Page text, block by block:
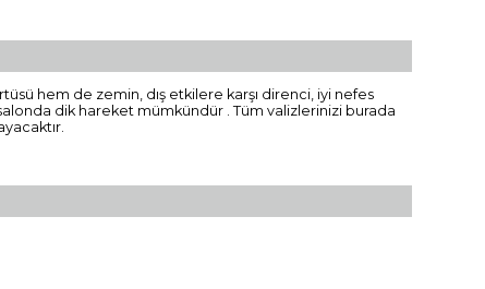
hem de zemin, dış etkilere karşı direnci, iyi nefes
dik hareket mümkündür . Tüm valizlerinizi burada